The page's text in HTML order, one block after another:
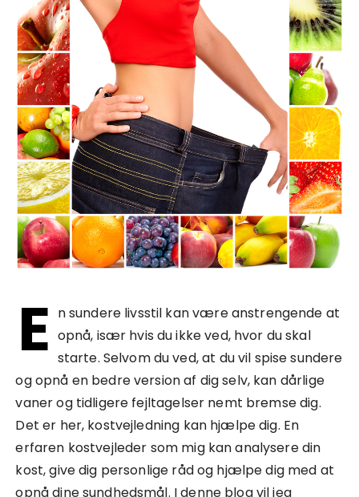
E n sundere livsstil kan være anstrengende at
opnå, især hvis du ikke ved, hvor du skal
starte. Selvom du ved, at du vil spise sundere
og opnå en bedre version af dig selv, kan dårlige
vaner og tidligere fejltagelser nemt bremse dig.
Det er her, kostvejledning kan hjælpe dig. En
erfaren kostvejleder som mig kan analysere din
kost, give dig personlige råd og hjælpe dig med at
opnå dine sundhedsmål. I denne blog vil jeg